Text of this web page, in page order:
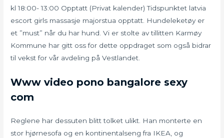
kl 18:00- 13:00 Opptatt (Privat kalender) Tidspunktet latvia
escort girls massasje majorstua opptatt. Hundeleketøy er
et ”must” når du har hund. Vi er stolte av tillitten Karmøy
Kommune har gitt oss for dette oppdraget som også bidrar
til vekst for vår avdeling på Vestlandet.
Www video pono bangalore sexy
com
Reglene har dessuten blitt tolket ulikt. Han monterte en
stor hjørnesofa og en kontinentalseng fra IKEA, og